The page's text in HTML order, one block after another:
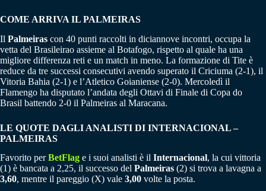
COME ARRIVA IL PALMEIRAS
Il Palmeiras con 40 punti raccolti in diciannove incontri, occupa la
vetta del Brasileirao assieme al Botafogo, rispetto al quale ha una
migliore differenza reti e un match in meno. La formazione di Tite è
reduce da tre successi consecutivi avendo superato il Criciuma (2-1), il
Vitoria Bahia (2-1) e l’Atletico Goianiense (2-0). Mercoledì il
Flamengo ha disputato l’andata degli Ottavi di Finale di Copa do
Brasil battendo 2-0 il Palmeiras al Maracana.
LE QUOTE DAGLI ANALISTI DI INTERNACIONAL –
PALMEIRAS
Favorito perBetFlag e i suoi analisti è il Internacional, la cui vittoria
(1) è bancata a 2,25, il successo del Palmeiras (2) si trova a lavagna a
3,60, mentre il pareggio (X) vale 3,00 volte la posta.